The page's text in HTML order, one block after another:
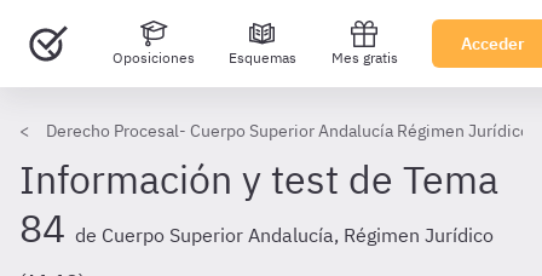
Oposiciones Esquemas Mes gratis
Acceder
Derecho Procesal- Cuerpo Superior Andalucía Régimen Jurídico
Información y test de Tema
84 de Cuerpo Superior Andalucía, Régimen Jurídico